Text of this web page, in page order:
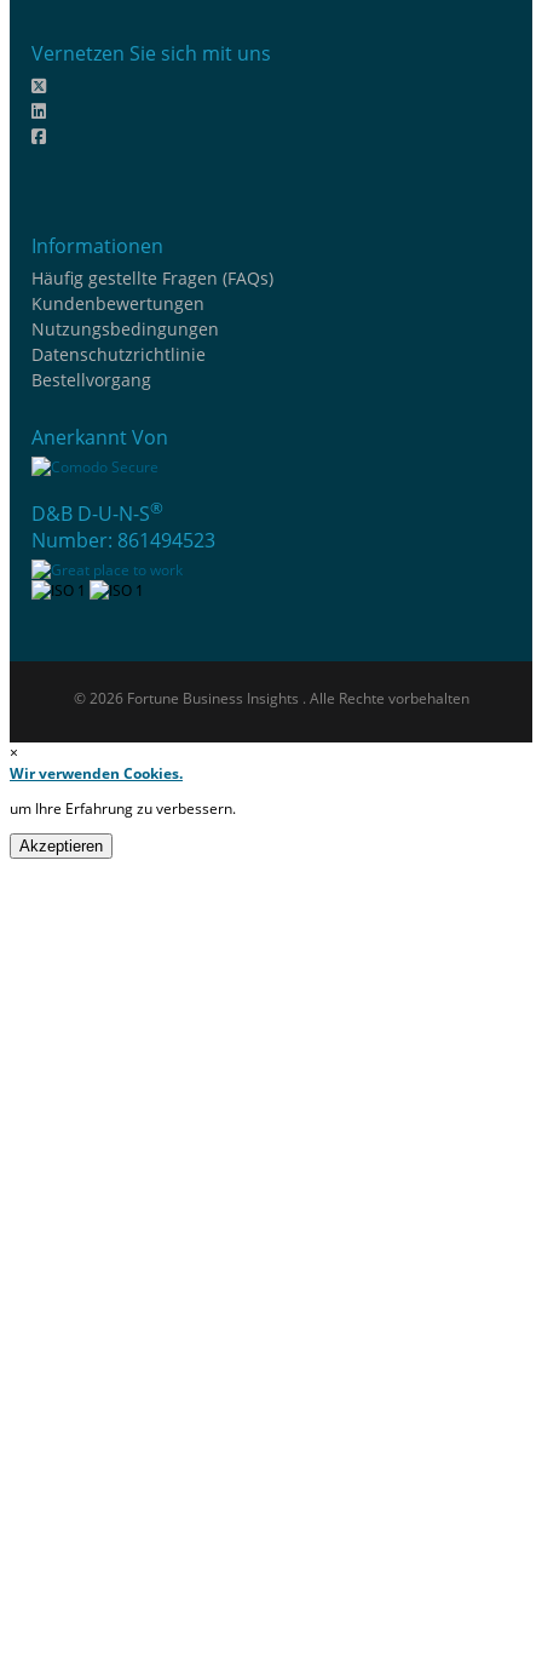
Vernetzen Sie sich mit uns
Informationen
Häufig gestellte Fragen (FAQs)
Kundenbewertungen
Nutzungsbedingungen
Datenschutzrichtlinie
Bestellvorgang
Anerkannt Von
D&B D-U-N-S®
Number: 861494523
© 2026 Fortune Business Insights . Alle Rechte vorbehalten
×
Wir verwenden Cookies.
um Ihre Erfahrung zu verbessern.
Akzeptieren